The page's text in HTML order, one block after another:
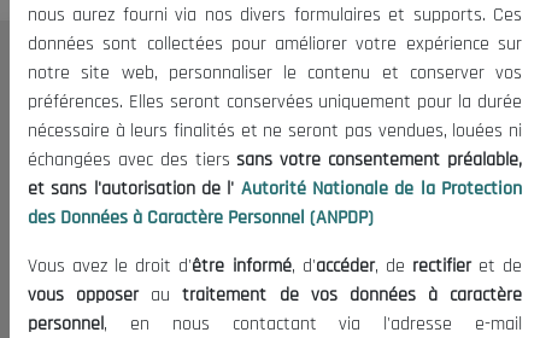
Le CNESE
A Propos
Le président
Organisation
Publications
Informations utiles
Appels d'offres et Consultations
nous aurez fourni via nos divers formulaires et supports. Ces
données sont collectées pour améliorer votre expérience sur
notre site web, personnaliser le contenu et conserver vos
préférences. Elles seront conservées uniquement pour la durée
nécessaire à leurs finalités et ne seront pas vendues, louées ni
échangées avec des tierssans votre consentement préalable,
et sans l'autorisation de l' Autorité Nationale de la Protection
des Données à Caractère Personnel (ANPDP)
Vous avez le droit d'être informé, d'accéder, de rectifieret de
vous opposerautraitement de vos données à caractère
personnel, en nous contactant via l'adresse e-mail